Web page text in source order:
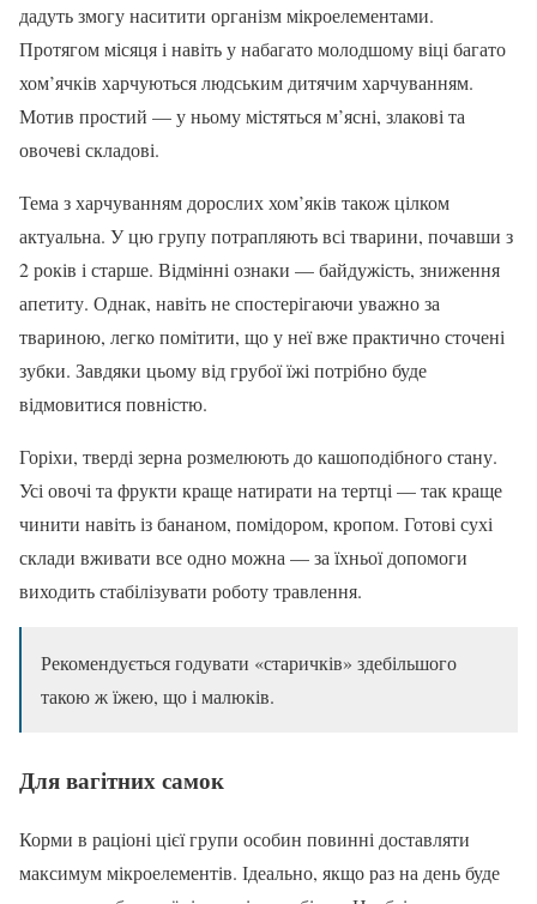
дадуть змогу наситити організм мікроелементами.
Протягом місяця і навіть у набагато молодшому віці багато
хом’ячків харчуються людським дитячим харчуванням.
Мотив простий — у ньому містяться м’ясні, злакові та
овочеві складові.
Тема з харчуванням дорослих хом’яків також цілком
актуальна. У цю групу потрапляють всі тварини, почавши з
2 років і старше. Відмінні ознаки — байдужість, зниження
апетиту. Однак, навіть не спостерігаючи уважно за
твариною, легко помітити, що у неї вже практично сточені
зубки. Завдяки цьому від грубої їжі потрібно буде
відмовитися повністю.
Горіхи, тверді зерна розмелюють до кашоподібного стану.
Усі овочі та фрукти краще натирати на тертці — так краще
чинити навіть із бананом, помідором, кропом. Готові сухі
склади вживати все одно можна — за їхньої допомоги
виходить стабілізувати роботу травлення.
Рекомендується годувати «старичків» здебільшого
такою ж їжею, що і малюків.
Для вагітних самок
Корми в раціоні цієї групи особин повинні доставляти
максимум мікроелементів. Ідеально, якщо раз на день буде